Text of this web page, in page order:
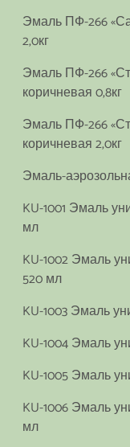
Эмаль ПФ-266
2,0кг
Эмаль ПФ-266
коричневая 0,8кг
Эмаль ПФ-266
коричневая 2,0кг
Эмаль-
KU-1001 Эмаль
мл
KU-1002 Эмаль
520 мл
KU-1003 Эмаль
KU-1004 Эмаль
KU-1005 Эмаль
KU-1006 Эмаль
мл